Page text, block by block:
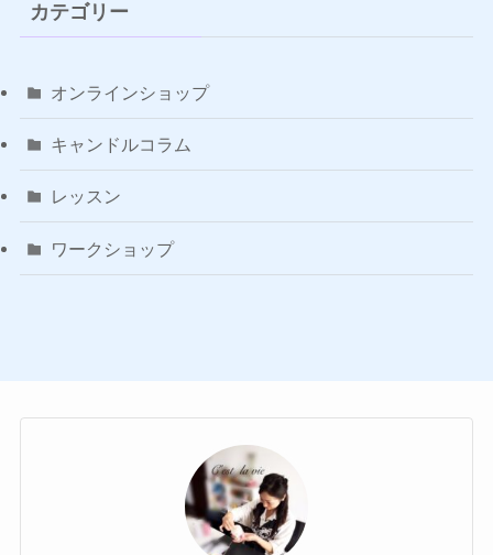
カテゴリー
オンラインショップ
キャンドルコラム
レッスン
ワークショップ